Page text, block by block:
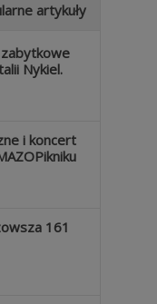
artykuły
Nykiel.
i koncert
161